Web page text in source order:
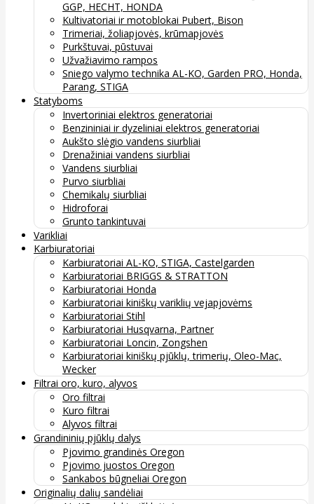
GGP, HECHT, HONDA
Kultivatoriai ir motoblokai Pubert, Bison
Trimeriai, žoliapjovės, krūmapjovės
Purkštuvai, pūstuvai
Užvažiavimo rampos
Sniego valymo technika AL-KO, Garden PRO, Honda,
Parang, STIGA
Statyboms
Invertoriniai elektros generatoriai
Benzininiai ir dyzeliniai elektros generatoriai
Aukšto slėgio vandens siurbliai
Drenažiniai vandens siurbliai
Vandens siurbliai
Purvo siurbliai
Chemikalų siurbliai
Hidroforai
Grunto tankintuvai
Varikliai
Karbiuratoriai
Karbiuratoriai AL-KO, STIGA, Castelgarden
Karbiuratoriai BRIGGS & STRATTON
Karbiuratoriai Honda
Karbiuratoriai kiniškų variklių vejapjovėms
Karbiuratoriai Stihl
Karbiuratoriai Husqvarna, Partner
Karbiuratoriai Loncin, Zongshen
Karbiuratoriai kiniškų pjūklų, trimerių, Oleo-Mac,
Wecker
Filtrai oro, kuro, alyvos
Oro filtrai
Kuro filtrai
Alyvos filtrai
Grandininių pjūklų dalys
Pjovimo grandinės Oregon
Pjovimo juostos Oregon
Sankabos būgneliai Oregon
Originalių dalių sandėliai